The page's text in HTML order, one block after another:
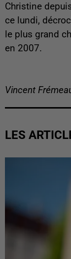
Christine
ce lundi,
le plus grand
en 2007.
Vincent
LES